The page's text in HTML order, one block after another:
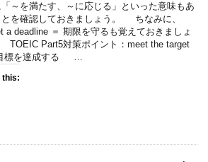
～を満たす、～に応じる」といった意味もあ
とを確認しておきましょう。 ちなみに、
a deadline ＝ 期限を守るも覚えておきましょ
TOEIC Part5対策ポイント：meet the target
標を達成する …
this: